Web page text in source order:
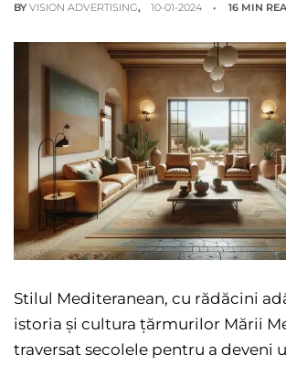
BY VISION ADVERTISING 10-01-2024 16 MIN
Stilul Mediteranean, cu rădăcini
istoria și cultura țărmurilor Mării
traversat secolele pentru a deveni